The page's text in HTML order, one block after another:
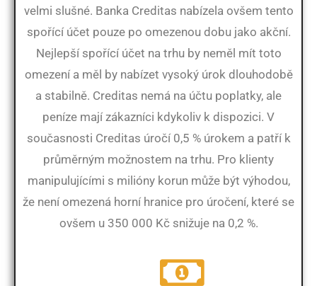
velmi slušné. Banka Creditas nabízela ovšem tento
spořící účet pouze po omezenou dobu jako akční.
Nejlepší spořící účet na trhu by neměl mít toto
omezení a měl by nabízet vysoký úrok dlouhodobě
a stabilně. Creditas nemá na účtu poplatky, ale
peníze mají zákazníci kdykoliv k dispozici. V
současnosti Creditas úročí 0,5 % úrokem a patří k
průměrným možnostem na trhu. Pro klienty
manipulujícími s milióny korun může být výhodou,
že není omezená horní hranice pro úročení, které se
ovšem u 350 000 Kč snižuje na 0,2 %.